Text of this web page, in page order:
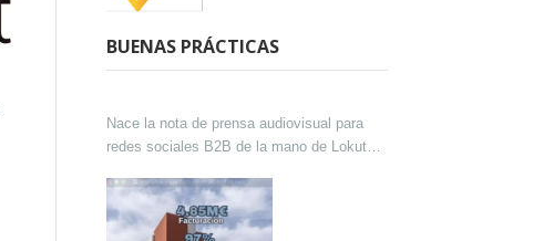
BUENAS PRÁCTICAS
Nace la nota de prensa audiovisual para
redes sociales B2B de la mano de Lokutor